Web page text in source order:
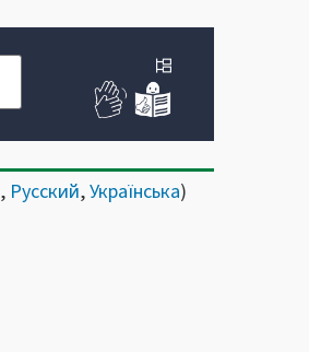
, Русский,Українська)